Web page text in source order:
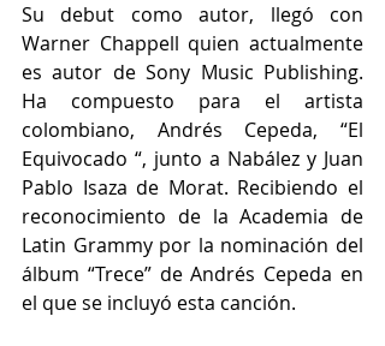
Su debut como autor, llegó con
Warner Chappell quien actualmente
es autor de Sony Music Publishing.
Ha compuesto para el artista
colombiano, Andrés Cepeda, “El
Equivocado “, junto a Nabález y Juan
Pablo Isaza de Morat. Recibiendo el
reconocimiento de la Academia de
Latin Grammy por la nominación del
álbum “Trece” de Andrés Cepeda en
el que se incluyó esta canción.